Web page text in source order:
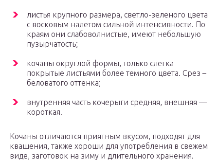
листья крупного размера, светло-зеленого цвета
с восковым налетом сильной интенсивности. По
краям они слабоволнистые, имеют небольшую
пузырчатость;
кочаны округлой формы, только слегка
покрытые листьями более темного цвета. Срез –
беловатого оттенка;
внутренняя часть кочерыги средняя, внешняя —
короткая.
Кочаны отличаются приятным вкусом, подходят для
квашения, также хороши для употребления в свежем
виде, заготовок на зиму и длительного хранения.